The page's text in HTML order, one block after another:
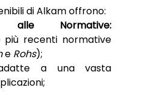
di Alkam offrono:
alle Normative:
più recenti normative
e Rohs);
a una vasta